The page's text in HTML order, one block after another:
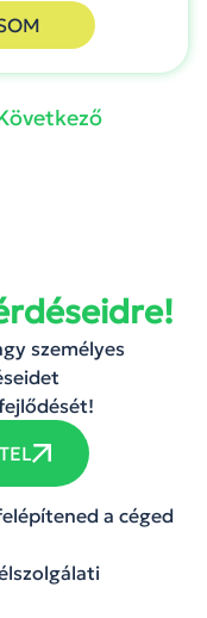
személyes
a céged